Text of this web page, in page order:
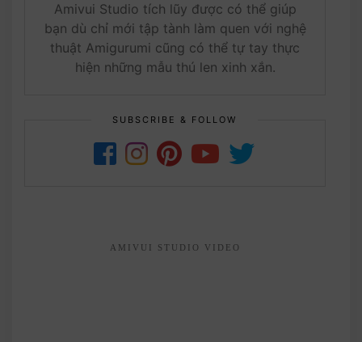
Amivui Studio tích lũy được có thể giúp
bạn dù chỉ mới tập tành làm quen với nghệ
thuật Amigurumi cũng có thể tự tay thực
hiện những mẫu thú len xinh xắn.
SUBSCRIBE & FOLLOW
AMIVUI STUDIO VIDEO